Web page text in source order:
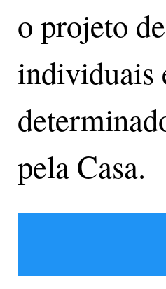
o projeto
individuais
pela Casa.